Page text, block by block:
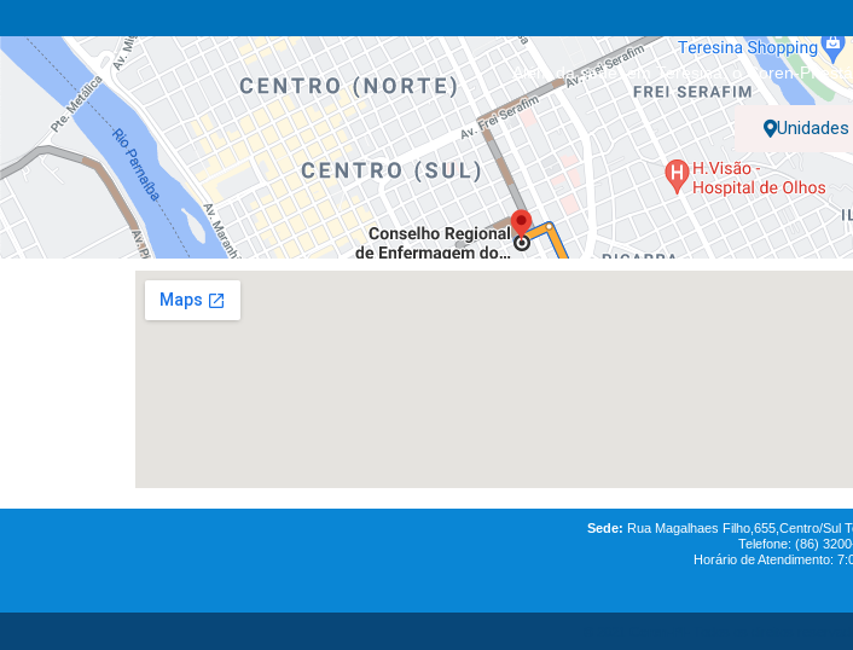
Além da sede, em Teresina, o Coren-PI
Unidades
Sede: Rua Magalhaes Filho,655,Centro/Sul
Telefone: (86)
Horário de Atendimento: